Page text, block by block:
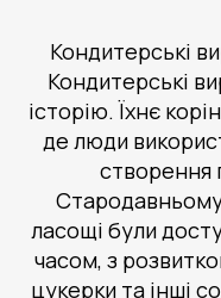
Кондитерські
Кондитерські
історію. Їхнє
де люди
створення
Стародавньому
ласощі були
часом, з
цукерки та інші